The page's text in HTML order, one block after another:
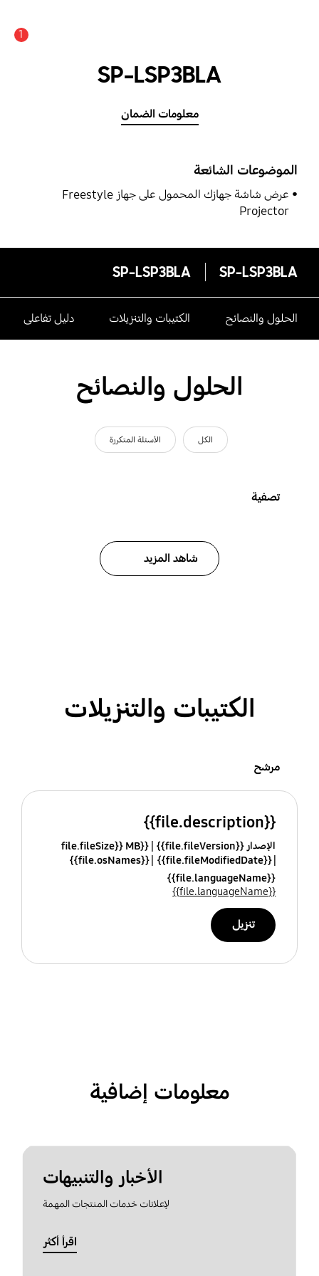
1
SP-LSP3BLA
معلومات الضمان
الموضوعات الشائعة
عرض شاشة جهازك المحمول على جهاز Freestyle
Projector
SP-LSP3BLA
SP-LSP3BLA
الحلول والنصائح الكتيبات والتنزيلات دليل تفاعلى
الحلول والنصائح
الكل الأسئلة المتكررة
تصفية
شاهد المزيد
الكتيبات والتنزيلات
مرشح
{{file.description}}
الإصدار {{file.fileVersion}}
{{file.fileSize}} MB
{{file.fileModifiedDate}}
{{file.osNames}}
{{file.languageName}}
{{file.languageName}}
تنزيل
معلومات إضافية
الأخبار والتنبيهات
لإعلانات خدمات المنتجات المهمة
اقرأ أكثر